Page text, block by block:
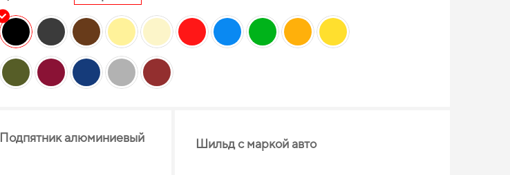
Подпятник алюминиевый Шильд с маркой авто